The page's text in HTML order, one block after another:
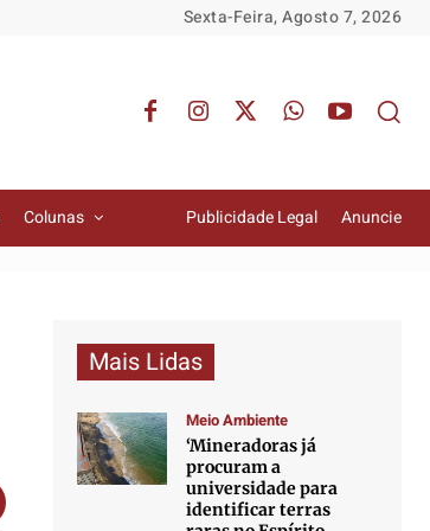
Sexta-Feira, Agosto 7, 2026
Colunas Publicidade Legal Anuncie
Mais Lidas
Meio Ambiente
‘Mineradoras já
procuram a
universidade para
identificar terras